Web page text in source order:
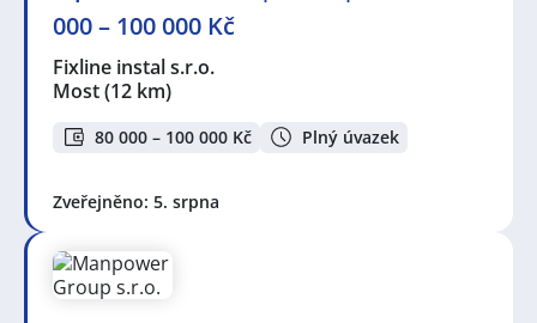
000 – 100 000 Kč
Fixline instal s.r.o.
Most(12 km)
80 000 – 100 000 Kč Plný úvazek
Zveřejněno: 5. srpna